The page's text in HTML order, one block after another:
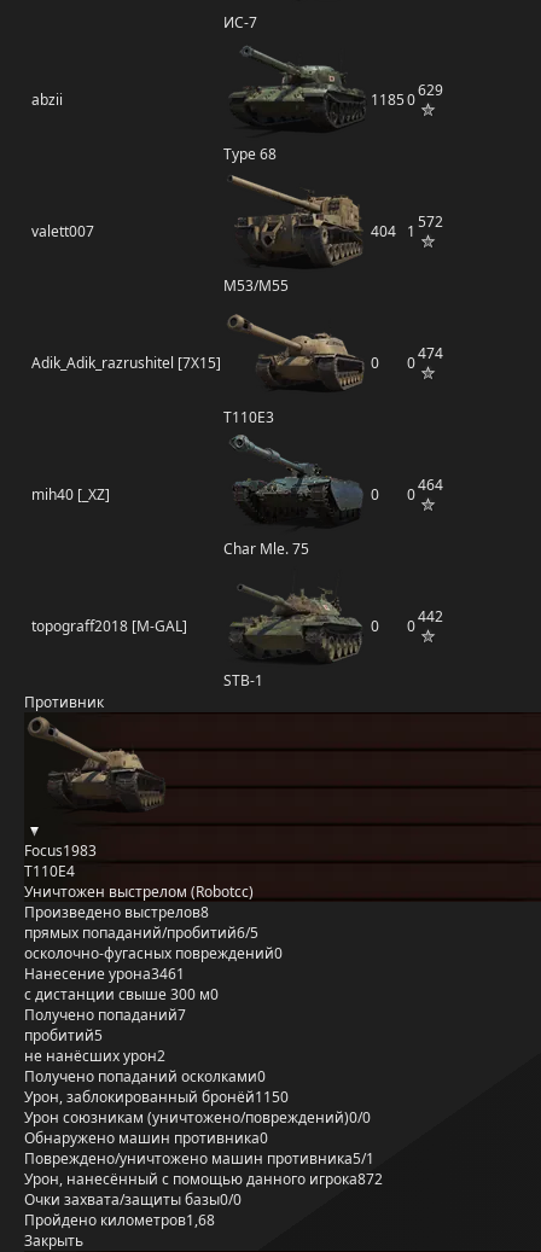
ИС-7
abzii
Type 68
11850629
valett007
M53/M55
404 1 572
Adik_Adik_razrushitel [7X15]
T110E3
0 0474
mih40 [_XZ]
Char Mle. 75
0 0464
topograff2018 [M-GAL]
STB-1
0 0442
Противник
Focus1983
T110E4
Уничтожен выстрелом (Robotcc)
Произведено выстрелов8
прямых попаданий/пробитий6/5
осколочно-фугасных повреждений0
Нанесение урона3461
с дистанции свыше 300 м0
Получено попаданий7
пробитий5
не нанёсших урон2
Получено попаданий осколками0
Урон, заблокированный бронёй1150
Урон союзникам (уничтожено/повреждений)0/0
Обнаружено машин противника0
Повреждено/уничтожено машин противника5/1
Урон, нанесённый с помощью данного игрока872
Очки захвата/защиты базы0/0
Пройдено километров1,68
Закрыть